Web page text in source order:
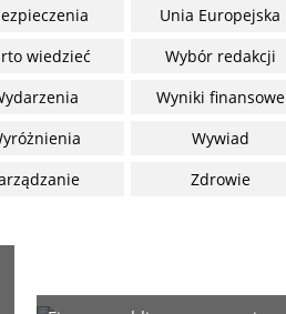
Unia Europejska
wiedzieć
Wybór redakcji
Wyniki finansowe
Wywiad
Zdrowie